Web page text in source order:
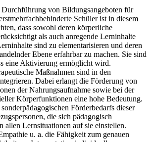
von Bildungsangeboten für
Schüler ist in diesem
dass sowohl deren körperliche
als auch anregende Lerninhalte
sind zu elementarisieren und deren
Ebene erfahrbar zu machen. Sie sind
eine Aktivierung ermöglicht wird.
Maßnahmen sind in den
Dabei erlangt die Förderung von
der Nahrungsaufnahme sowie bei der
Körperfunktionen eine hohe Bedeutung.
Förderbedarfs dieser
die sich pädagogisch
allen Lernsituationen auf sie einstellen.
u. a. die Fähigkeit zum genauen